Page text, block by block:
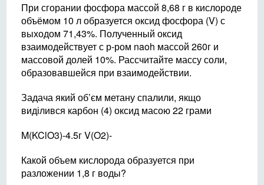
При сгорании фосфора массой 8,68 г в кислороде
объёмом 10 л образуется оксид фосфора (V) с
выходом 71,43%. Полученный оксид
взаимодействует с р-ром naoh массой 260г и
массовой долей 10%. Рассчитайте массу соли,
образовавшейся при взаимодействии.
Задача який об’єм метану спалили, якщо
виділився карбон (4) оксид масою 22 грами
M(KClO3)-4.5г V(O2)-
Какой объем кислорода образуется при
разложении 1,8 г воды?